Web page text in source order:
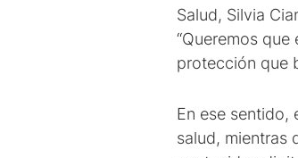
Salud, Silvia
“Queremos
protección que
En ese sentido,
salud, mientras